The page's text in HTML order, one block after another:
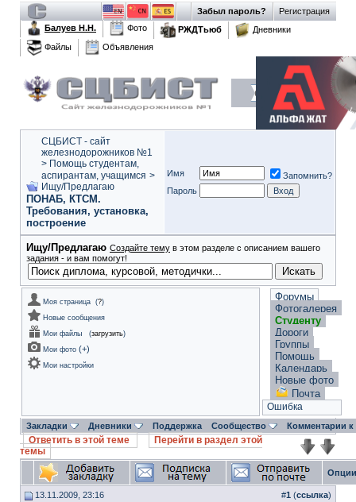
Регистрация
Забыл пароль?
Балуев Н.Н.
Фото РЖДТьюб
Дневники
Файлы
Объявления
СЦБИСТ - сайт
железнодорожников №1
> Помощь студентам,
аспирантам, учащимся >
Ищу/Предлагаю
ПОНАБ, КТСМ.
Требования, установка,
построение
Имя
Запомнить?
Пароль
Ищу/Предлагаю Создайте тему в этом разделе с описанием вашего
задания - и вам помогут!
Моя страница (?)
Новые сообщения
Мои файлы
(загрузить)
Мои фото (+)
Мои настройки
Форумы
Фотогалерея
Студенту
Дороги
Группы
Помощь
Календарь
Новые фото
Почта
Ошибка
Закладки Дневники Поддержка Сообщество Комментарии
Ответить в этой теме
Перейти в раздел этой
темы
13.11.2009, 23:16 #1 (ссылка)